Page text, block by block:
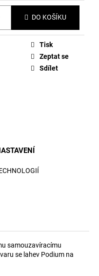
DO KOŠÍKU
Tisk
Zeptat se
Sdílet
samouzavíracímu
se lahev Podium na